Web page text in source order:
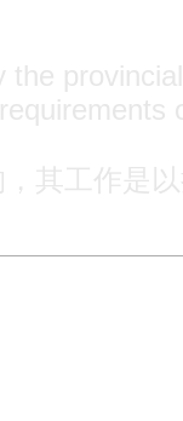
其工作是